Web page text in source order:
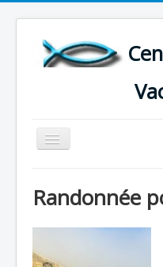
Basculer
la
CARTE DES CENTRES
LISTE DES SEJOURS
PLUS
Randonnée